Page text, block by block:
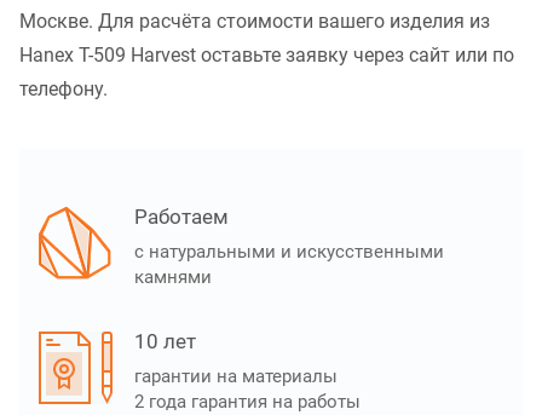
Москве. Для расчёта стоимости вашего изделия из
Hanex T-509 Harvest оставьте заявку через сайт или по
телефону.
Работаем
с натуральными и искусственными
камнями
10 лет
гарантии на материалы
2 года гарантия на работы